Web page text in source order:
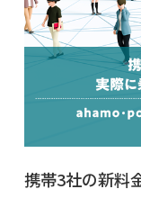
携帯3社の新料